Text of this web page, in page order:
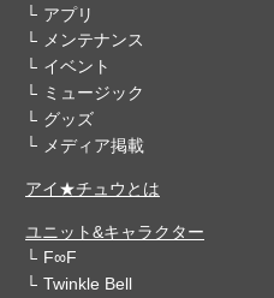
アプリ
メンテナンス
イベント
ミュージック
グッズ
メディア掲載
アイ★チュウとは
ユニット&キャラクター
F∞F
Twinkle Bell